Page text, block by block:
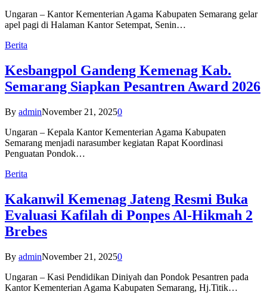
Ungaran – Kantor Kementerian Agama Kabupaten Semarang gelar
apel pagi di Halaman Kantor Setempat, Senin…
Berita
Kesbangpol Gandeng Kemenag Kab.
Semarang Siapkan Pesantren Award 2026
By adminNovember 21, 20250
Ungaran – Kepala Kantor Kementerian Agama Kabupaten
Semarang menjadi narasumber kegiatan Rapat Koordinasi
Penguatan Pondok…
Berita
Kakanwil Kemenag Jateng Resmi Buka
Evaluasi Kafilah di Ponpes Al-Hikmah 2
Brebes
By adminNovember 21, 20250
Ungaran – Kasi Pendidikan Diniyah dan Pondok Pesantren pada
Kantor Kementerian Agama Kabupaten Semarang, Hj.Titik…